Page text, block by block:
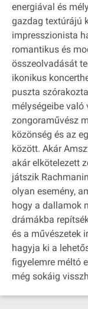
energiával és
gazdag textúrájú
impresszionista
romantikus és
összeolvadását
ikonikus
puszta
mélységeibe való
zongoraművész
közönség és az
között. Akár
akár elkötelezett
játszik
olyan esemény,
hogy a dallamok
drámákba
és a művészetek
hagyja ki a
figyelemre méltó
még sokáig